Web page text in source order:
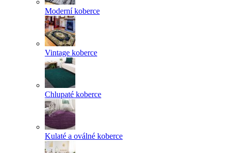
Moderní koberce
Vintage koberce
Chlupaté koberce
Kulaté a oválné koberce